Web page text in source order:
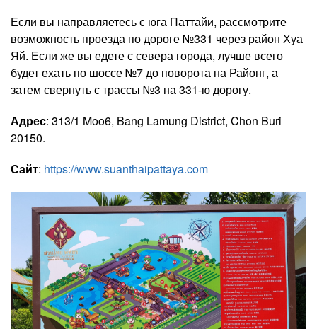
Если вы направляетесь с юга Паттайи, рассмотрите
возможность проезда по дороге №331 через район Хуа
Яй. Если же вы едете с севера города, лучше всего
будет ехать по шоссе №7 до поворота на Районг, а
затем свернуть с трассы №3 на 331-ю дорогу.
Адрес: 313/1 Moo6, Bang Lamung District, Chon Buri
20150.
Сайт: https://www.suanthaipattaya.com